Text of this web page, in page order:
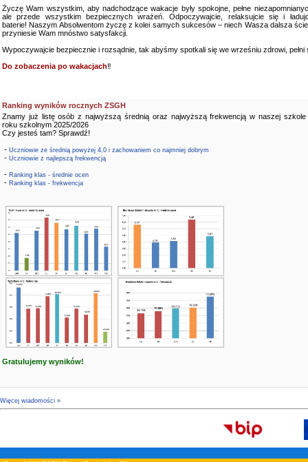
Życzę Wam wszystkim, aby nadchodzące wakacje były spokojne, pełne
ale przede wszystkim bezpiecznych wrażeń. Odpoczywajcie, relaksujcie się i
baterie! Naszym Absolwentom życzę z kolei samych sukcesów – niech Wasza dalsza
przyniesie Wam mnóstwo satysfakcji.
Wypoczywajcie bezpiecznie i rozsądnie, tak abyśmy spotkali się we wrześniu zdrowi, pełni
Do zobaczenia po wakacjach‼️
Ranking wyników rocznych ZSGH
Znamy już listę osób z najwyższą średnią oraz najwyższą frekwencją w naszej szkole
roku szkolnym 2025/2026
Czy jesteś tam? Sprawdź!
- Uczniowie ze średnią powyżej 4,0 i zachowaniem co najmniej dobrym
- Uczniowie z najlepszą frekwencją
- Ranking klas - średnie ocen
- Ranking klas - frekwencja
Gratulujemy wyników!
Więcej wiadomości »